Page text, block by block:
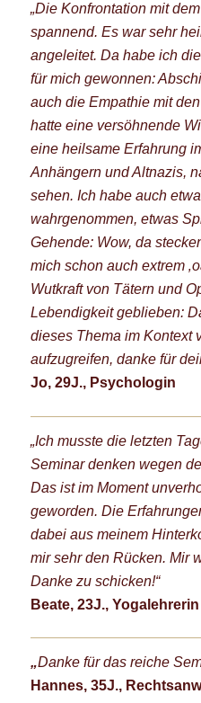
„Die Konfrontation mit
spannend. Es war sehr
angeleitet. Da habe ich
für mich gewonnen:
auch die Empathie mit
hatte eine versöhnende
eine heilsame Erfahrung
Anhängern und Altnazis,
sehen. Ich habe auch
wahrgenommen, etwas
Gehende: Wow, da
mich schon auch extrem
Wutkraft von Tätern und
Lebendigkeit geblieben:
dieses Thema im Kontext
aufzugreifen, danke für
Jo, 29J., Psychologin
„Ich musste die letzten
Seminar denken wegen
Das ist im Moment
geworden. Die
dabei aus meinem
mir sehr den Rücken. Mir
Danke zu schicken!“
Beate, 23J., Yogalehrerin
„Danke für das reiche
Hannes, 35J.,